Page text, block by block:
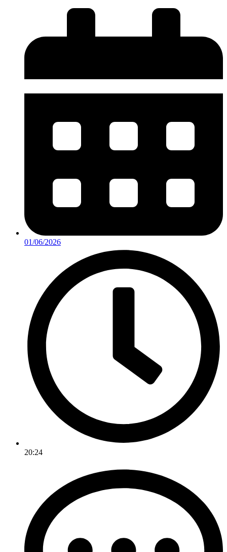
01/06/2026
20:24